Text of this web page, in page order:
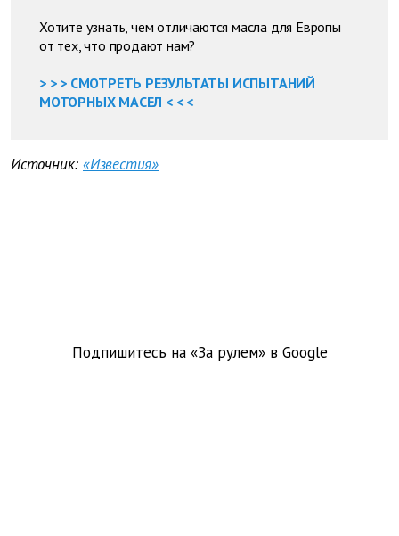
Хотите узнать, чем отличаются масла для Европы
от тех, что продают нам?
> > > СМОТРЕТЬ РЕЗУЛЬТАТЫ ИСПЫТАНИЙ
МОТОРНЫХ МАСЕЛ < < <
Источник: «Известия»
Подпишитесь на «За рулем» в Google